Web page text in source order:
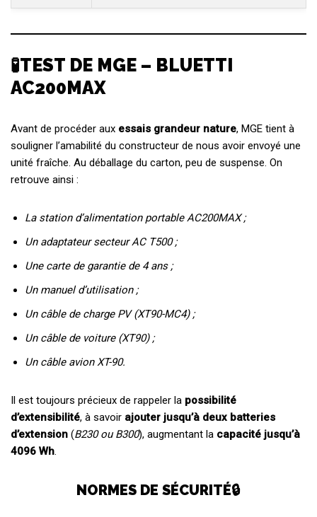
🧪TEST DE MGE – BLUETTI
AC200MAX
Avant de procéder aux essais grandeur nature, MGE tient à
souligner l’amabilité du constructeur de nous avoir envoyé une
unité fraîche. Au déballage du carton, peu de suspense. On
retrouve ainsi :
La station d’alimentation portable AC200MAX ;
Un adaptateur secteur AC T500 ;
Une carte de garantie de 4 ans ;
Un manuel d’utilisation ;
Un câble de charge PV (XT90-MC4) ;
Un câble de voiture (XT90) ;
Un câble avion XT-90.
Il est toujours précieux de rappeler la possibilité
d’extensibilité, à savoir ajouter jusqu’à deux batteries
d’extension (B230 ou B300), augmentant la capacité jusqu’à
4096 Wh.
NORMES DE SÉCURITÉ🔒